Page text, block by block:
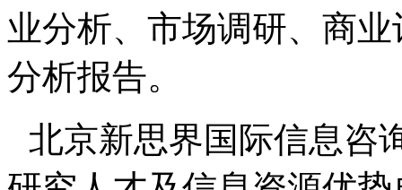
业分析、市场调研、商
分析报告。
北京新思界国际信息咨